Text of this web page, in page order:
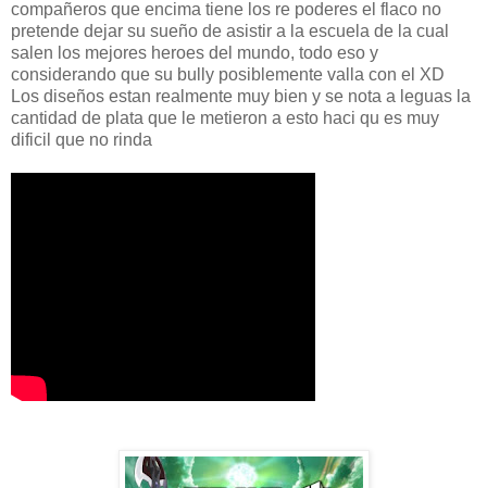
compañeros que encima tiene los re poderes el flaco no
pretende dejar su sueño de asistir a la escuela de la cual
salen los mejores heroes del mundo, todo eso y
considerando que su bully posiblemente valla con el XD
Los diseños estan realmente muy bien y se nota a leguas la
cantidad de plata que le metieron a esto haci qu es muy
dificil que no rinda